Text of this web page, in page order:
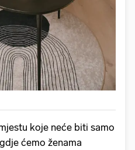
koje neće biti samo
ćemo ženama